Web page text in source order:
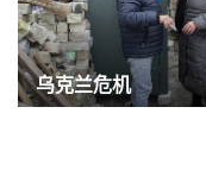
乌克兰危机